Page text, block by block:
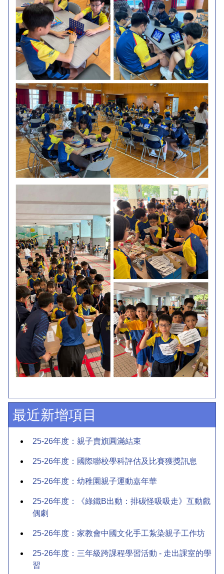
最近新增項目
25-26年度：親子賣旗圓滿結束
25-26年度：國際聯校學科評估及比賽獲獎訊息
25-26年度：幼稚園親子運動嘉年華
25-26年度：《綠鐵B出動：排碳怪吸吸走》互動戲
偶劇
25-26年度：家教會中國文化手工紮染親子工作坊
25-26年度：三年級跨課程學習活動 - 走出課室的學
習